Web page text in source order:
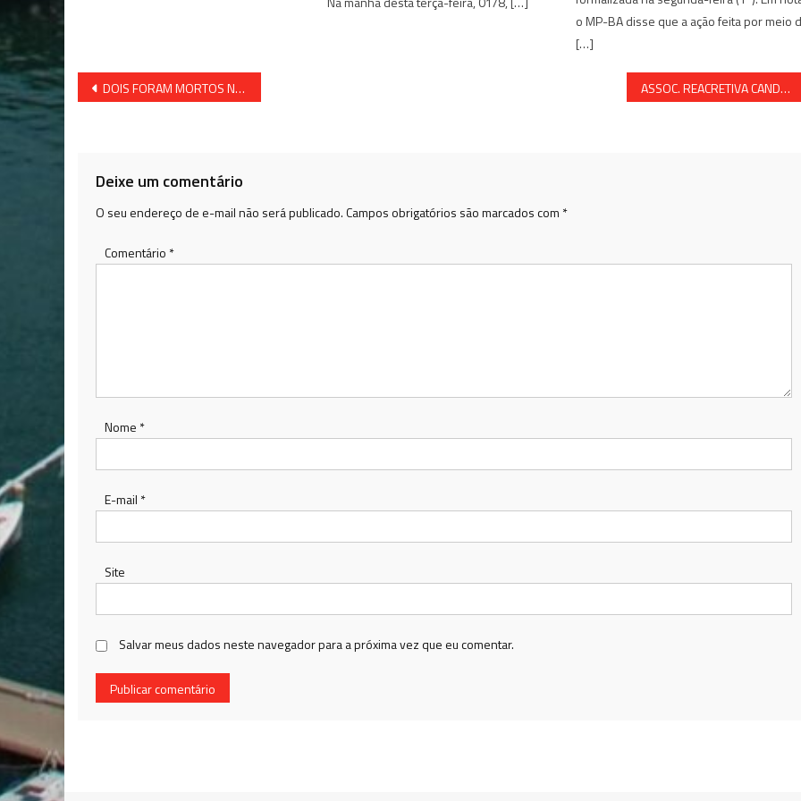
o MP-BA disse que a ação feita por meio
[…]
Navegação
DOIS FORAM MORTOS NO CAÍPE, SÃO F. DO CONDE ASSOC. REACRETIVA CANDEENSE FAZ CONVOCAÇÃO PARA ASSEMBLEIA EXTRAORDINÁRIA
Deixe um comentário
O seu endereço de e-mail não será publicado.Campos obrigatórios são marcados com *
Comentário *
Nome *
E-mail *
Site
Salvar meus dados neste navegador para a próxima vez que eu comentar.